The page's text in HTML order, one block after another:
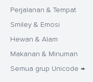
Perjalanan & Tempat
Smiley & Emosi
Hewan & Alam
Makanan & Minuman
Semua grup Unicode →